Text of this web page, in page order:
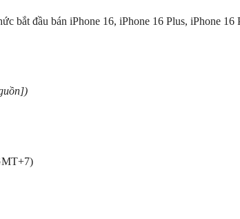
bắt đầu bán iPhone 16, iPhone 16 Plus, iPhone 16